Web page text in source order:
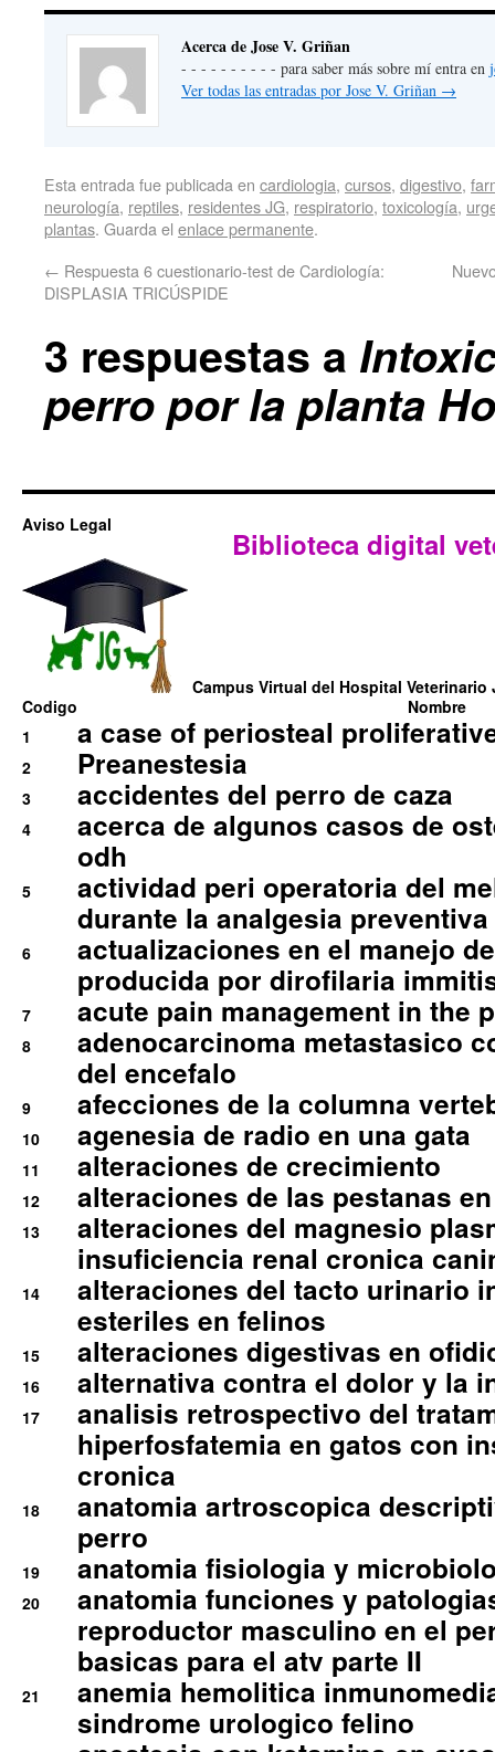
Acerca de Jose V. Griñan
- - - - - - - - - - para saber más sobre mí entra en
Ver todas las entradas por Jose V. Griñan →
Esta entrada fue publicada en cardiologia, cursos, digestivo,
neurología, reptiles, residentes JG, respiratorio, toxicología,
plantas. Guarda el enlace permanente.
← Respuesta 6 cuestionario-test de Cardiología:
DISPLASIA TRICÚSPIDE
3 respuestas a
perro por la planta
Aviso Legal
Biblioteca digital
Campus Virtual del Hospital Veterinario
Codigo
Nombre
1
a case of periosteal
2 Preanestesia
3 accidentes del perro de caza
4
acerca de algunos casos de
odh
5
actividad peri operatoria del
durante la analgesia
6
actualizaciones en el manejo
producida por dirofilaria
7 acute pain management in the
8
adenocarcinoma metastasico
del encefalo
9 afecciones de la columna
10 agenesia de radio en una gata
11 alteraciones de crecimiento
12 alteraciones de las pestanas
13
alteraciones del magnesio
insuficiencia renal cronica
14
alteraciones del tacto urinario
esteriles en felinos
15 alteraciones digestivas en
16 alternativa contra el dolor y la
17
analisis retrospectivo del
hiperfosfatemia en gatos con
cronica
18
anatomia artroscopica
perro
19 anatomia fisiologia y
20
anatomia funciones y
reproductor masculino en el
basicas para el atv parte II
21
anemia hemolitica
sindrome urologico felino